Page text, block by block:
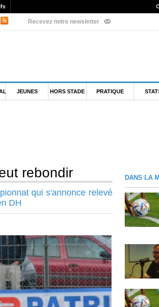
Recevez notre newsletter
JEUNES HORS STADE PRATIQUE
rebondir
qui s'annonce relevé
DH
DANS LA